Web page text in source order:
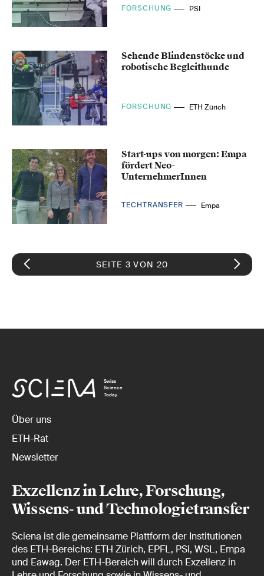
FORSCHUNG PSI
Sehende Blindenstöcke und
robotische Begleithunde
FORSCHUNG ETH Zürich
Start-ups von morgen: Empa
fördert Neo-
UnternehmerInnen
TECHTRANSFER Empa
SEITE 3 VON 20
Swiss
Science
Today
Über uns
ETH-Rat
Newsletter
Exzellenz in Lehre, Forschung,
Wissens- und Technologietransfer
Sciena ist die gemeinsame Plattform der Institutionen
des ETH-Bereichs: ETH Zürich, EPFL, PSI, WSL, Empa
und Eawag. Der ETH-Bereich will durch Exzellenz in